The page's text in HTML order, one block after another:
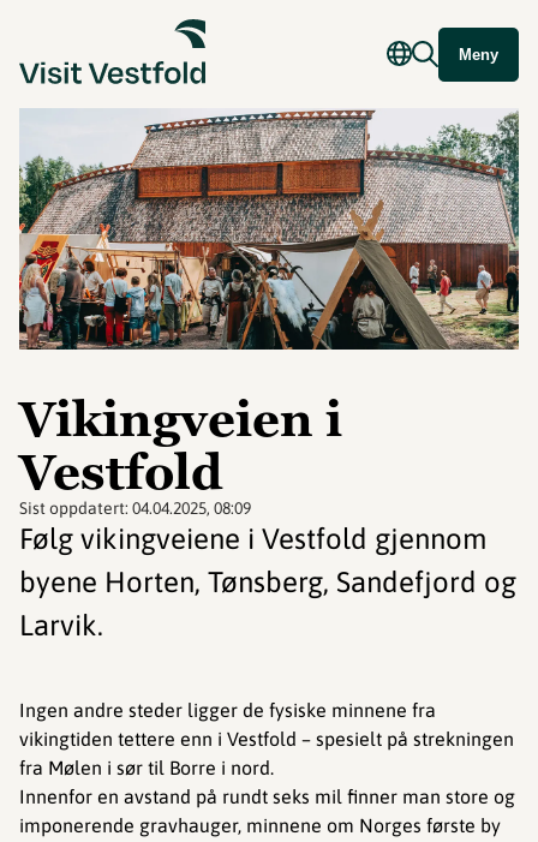
Meny
Vikingveien i
Vestfold
Sist oppdatert: 04.04.2025, 08:09
Følg vikingveiene i Vestfold gjennom
byene Horten, Tønsberg, Sandefjord og
Larvik.
Ingen andre steder ligger de fysiske minnene fra
vikingtiden tettere enn i Vestfold – spesielt på strekningen
fra Mølen i sør til Borre i nord.
Innenfor en avstand på rundt seks mil finner man store og
imponerende gravhauger, minnene om Norges første by